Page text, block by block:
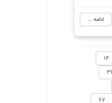
ادامه ...
14
67